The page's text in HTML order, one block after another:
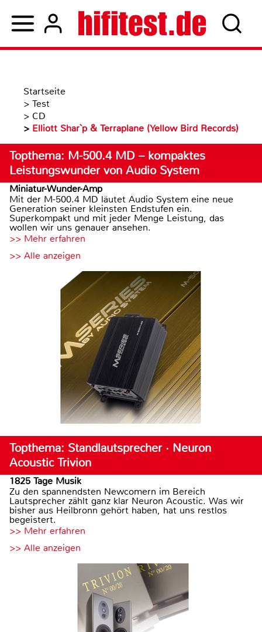
Startseite
> Test
> CD
> Elliott Shar`p & Terraplane (Yellow Bird Records)
Topthema: M-500.4 MD – kompaktes
Leistungswunder von Audio System
Miniatur-Wunder-Amp
Mit der M-500.4 MD läutet Audio System eine neue
Generation seiner kleinsten Endstufen ein.
Superkompakt und mit jeder Menge Leistung, das
wollen wir uns genauer ansehen.
>> Mehr erfahren
>> Alle anzeigen
Topthema: Standlautsprecher · Neuron
Acoustic Trivion
1825 Tage Musik
Zu den spannendsten Newcomern im Bereich
Lautsprecher zählt ganz klar Neuron Acoustic. Was wir
bisher aus Heilbronn gehört haben, hat uns restlos
begeistert.
>> Mehr erfahren
>> Alle anzeigen